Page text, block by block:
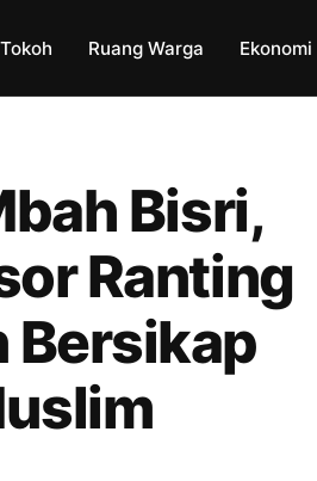
Tokoh Ruang Warga
Bisri,
Ranting
Bersikap